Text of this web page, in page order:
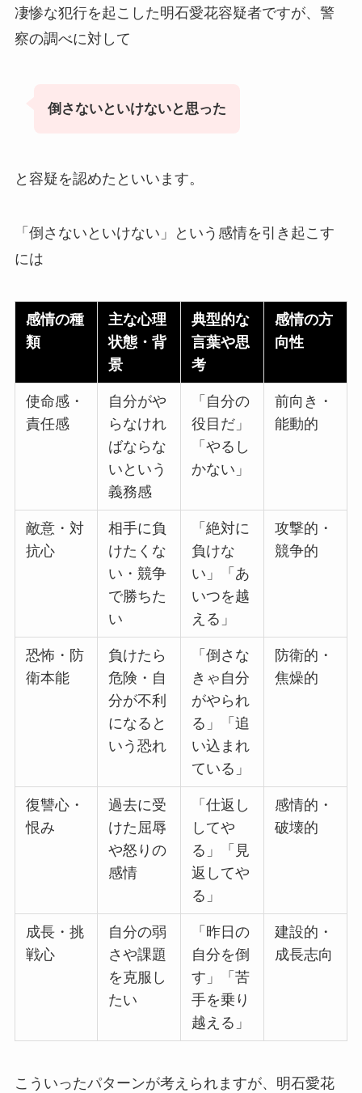
凄惨な犯行を起こした明石愛花容疑者ですが、警
察の調べに対して
倒さないといけないと思った
と容疑を認めたといいます。
「倒さないといけない」という感情を引き起こす
には
感情の種
類
主な心理
状態・背
景
典型的な
言葉や思
考
感情の方
向性
使命感・
責任感
自分がや
らなけれ
ばならな
いという
義務感
「自分の
役目だ」
「やるし
かない」
前向き・
能動的
敵意・対
抗心
相手に負
けたくな
い・競争
で勝ちた
い
「絶対に
負けな
い」「あ
いつを越
える」
攻撃的・
競争的
恐怖・防
衛本能
負けたら
危険・自
分が不利
になると
いう恐れ
「倒さな
きゃ自分
がやられ
る」「追
い込まれ
ている」
防衛的・
焦燥的
復讐心・
恨み
過去に受
けた屈辱
や怒りの
感情
「仕返し
してや
る」「見
返してや
る」
感情的・
破壊的
成長・挑
戦心
自分の弱
さや課題
を克服し
たい
「昨日の
自分を倒
す」「苦
手を乗り
越える」
建設的・
成長志向
こういったパターンが考えられますが、明石愛花